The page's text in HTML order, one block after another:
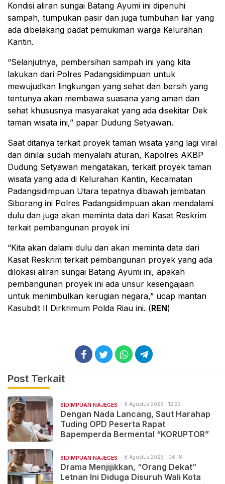
Kondisi aliran sungai Batang Ayumi ini dipenuhi
sampah, tumpukan pasir dan juga tumbuhan liar yang
ada dibelakang padat pemukiman warga Kelurahan
Kantin.
“Selanjutnya, pembersihan sampah ini yang kita
lakukan dari Polres Padangsidimpuan untuk
mewujudkan lingkungan yang sehat dan bersih yang
tentunya akan membawa suasana yang aman dan
sehat khususnya masyarakat yang ada disekitar Dek
taman wisata ini,” papar Dudung Setyawan.
Saat ditanya terkait proyek taman wisata yang lagi viral
dan dinilai sudah menyalahi aturan, Kapolres AKBP
Dudung Setyawan mengatakan, terkait proyek taman
wisata yang ada di Kelurahan Kantin, Kecamatan
Padangsidimpuan Utara tepatnya dibawah jembatan
Siborang ini Polres Padangsidimpuan akan mendalami
dulu dan juga akan meminta data dari Kasat Reskrim
terkait pembangunan proyek ini
“Kita akan dalami dulu dan akan meminta data dari
Kasat Reskrim terkait pembangunan proyek yang ada
dilokasi aliran sungai Batang Ayumi ini, apakah
pembangunan proyek ini ada unsur kesengajaan
untuk menimbulkan kerugian negara,” ucap mantan
Kasubdit II Dirkrimum Polda Riau ini. (REN)
Post Terkait
SIDIMPUAN NAJEGES 8 Agustus 2026 | 12:23
Dengan Nada Lancang, Saut Harahap
Tuding OPD Peserta Rapat
Bapemperda Bermental “KORUPTOR”
SIDIMPUAN NAJEGES 8 Agustus 2026 | 06:18
Drama Menjijikkan, “Orang Dekat”
Letnan Ini Diduga Disuruh Wali Kota